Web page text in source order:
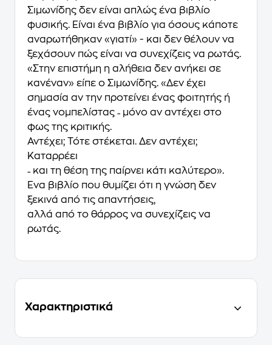
Σιμωνίδης δεν είναι απλώς ένα βιβλίο
φυσικής. Είναι ένα βιβλίο για όσους κάποτε
αναρωτήθηκαν «γιατί» - και δεν θέλουν να
ξεχάσουν πώς είναι να συνεχίζεις να ρωτάς.
«Στην επιστήμη η αλήθεια δεν ανήκει σε
κανέναν» είπε ο Σιμωνίδης. «Δεν έχει
σημασία αν την προτείνει ένας φοιτητής ή
ένας νομπελίστας ˗ μόνο αν αντέχει στο
φως της κριτικής.
Αντέχει; Τότε στέκεται. Δεν αντέχει;
Καταρρέει
˗ και τη θέση της παίρνει κάτι καλύτερο».
Ένα βιβλίο που θυμίζει ότι η γνώση δεν
ξεκινά από τις απαντήσεις,
αλλά από το θάρρος να συνεχίζεις να
ρωτάς.
Χαρακτηριστικά